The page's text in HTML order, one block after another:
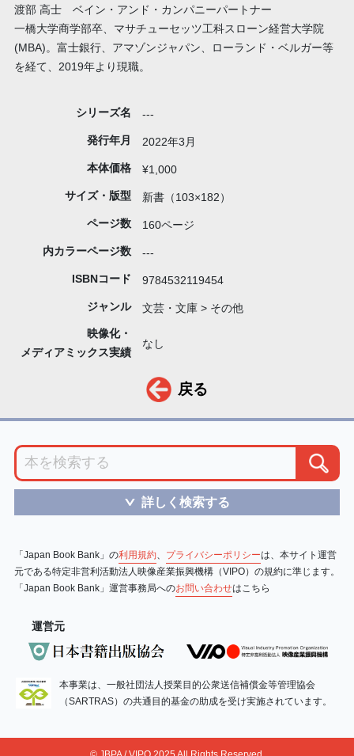
渡部 高士 ベイン・アンド・カンパニーパートナー
一橋大学商学部卒、マサチューセッツ工科スローン経営大学院
(MBA)。富士銀行、アマゾンジャパン、ローランド・ベルガー等
を経て、2019年より現職。
シリーズ名 ---
発行年月 2022年3月
本体価格 ¥1,000
サイズ・版型 新書（103×182）
ページ数 160ページ
内カラーページ数 ---
ISBNコード 9784532119454
ジャンル 文芸・文庫 > その他
映像化・
メディアミックス実績
なし
戻る
＞ 詳しく検索する
「Japan Book Bank」の利用規約、 プライバシーポリシーは、本サイト運営
元である特定非営利活動法人映像産業振興機構（VIPO）の規約に準じます。
「Japan Book Bank」運営事務局へのお問い合わせはこちら
運営元
本事業は、一般社団法人授業目的公衆送信補償金等管理協会
（SARTRAS）の共通目的基金の助成を受け実施されています。
© JBPA / VIPO 2025 All Rights Reserved.